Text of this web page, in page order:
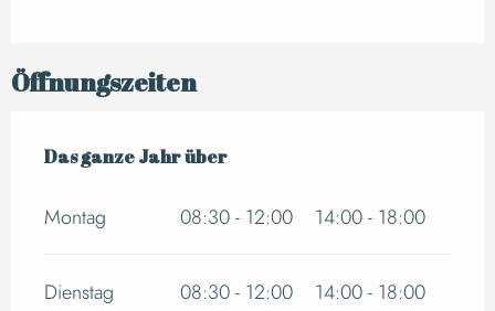
Öffnungszeiten
Das ganze Jahr über
Das ganze Jahr über
Montag 08:30 - 12:00 14:00 - 18:00
Dienstag 08:30 - 12:00 14:00 - 18:00